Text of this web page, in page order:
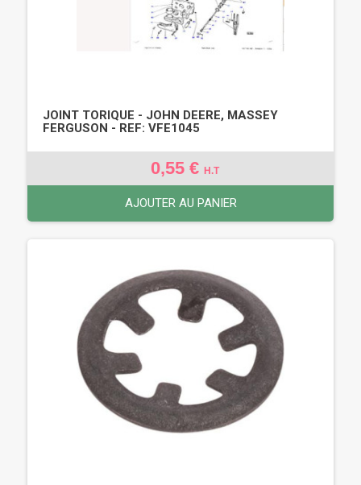
JOINT TORIQUE - JOHN DEERE, MASSEY
FERGUSON - REF: VFE1045
0,55 € H.T
AJOUTER AU PANIER